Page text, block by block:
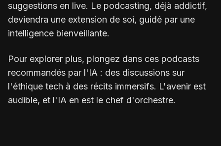
suggestions en live. Le podcasting, déjà addictif,
deviendra une extension de soi, guidé par une
intelligence bienveillante.
Pour explorer plus, plongez dans ces podcasts
recommandés par l'IA : des discussions sur
l'éthique tech à des récits immersifs. L'avenir est
audible, et l'IA en est le chef d'orchestre.